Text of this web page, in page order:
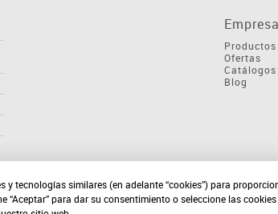
Empresa
Productos
Ofertas
Catálogos
Blog
tecnologías similares (en adelante “cookies”) para
para dar su consentimiento o seleccione las